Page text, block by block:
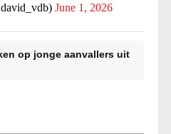
June 1, 2026
op jonge aanvallers uit